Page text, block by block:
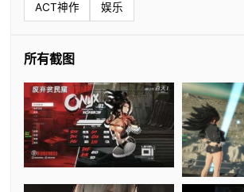
ACT神作 娱乐
所有截图